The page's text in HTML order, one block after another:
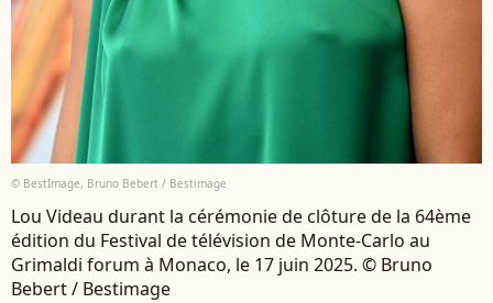
© BestImage, Bruno Bebert / Bestimage
Lou Videau durant la cérémonie de clôture de la 64ème
édition du Festival de télévision de Monte-Carlo au
Grimaldi forum à Monaco, le 17 juin 2025. © Bruno
Bebert / Bestimage